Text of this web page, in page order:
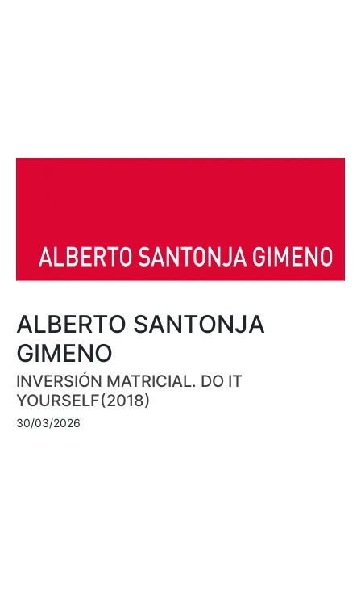
ALBERTO SANTONJA
GIMENO
INVERSIÓN MATRICIAL. DO IT
YOURSELF(2018)
30/03/2026